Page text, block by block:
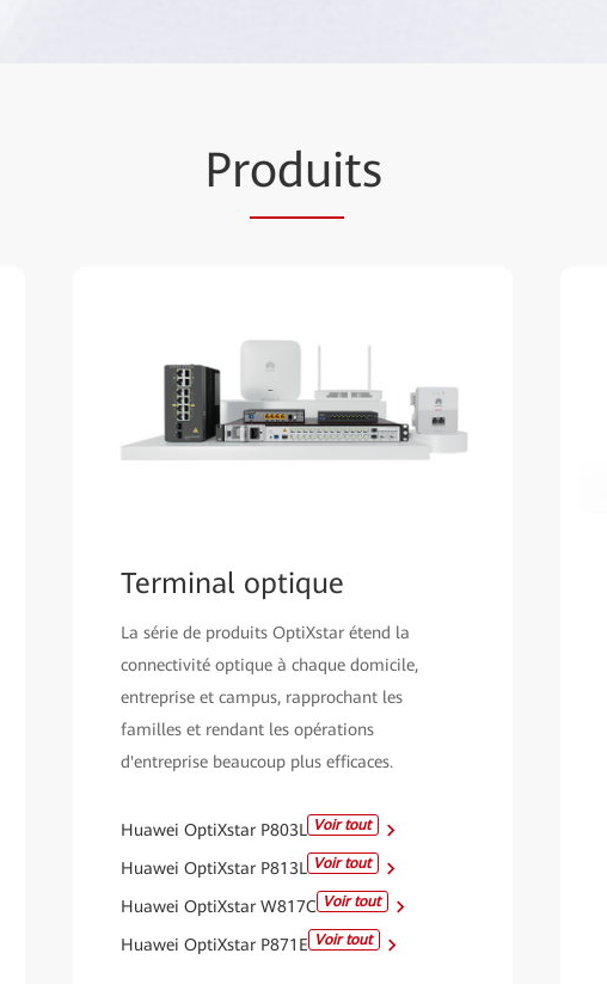
Produits
Terminal optique
La série de produits OptiXstar étend la
connectivité optique à chaque domicile,
entreprise et campus, rapprochant les
familles et rendant les opérations
d'entreprise beaucoup plus efficaces.
Huawei OptiXstar P803L Voir tout
Huawei OptiXstar P813L Voir tout
Huawei OptiXstar W817C Voir tout
Huawei OptiXstar P871E Voir tout